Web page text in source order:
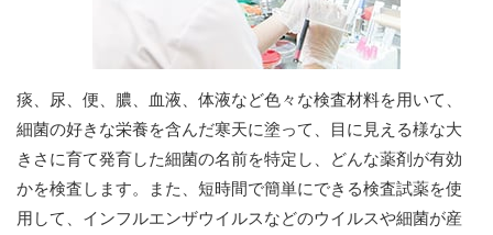
痰、尿、便、膿、血液、体液など色々な検査材料を用いて、
細菌の好きな栄養を含んだ寒天に塗って、目に見える様な大
きさに育て発育した細菌の名前を特定し、どんな薬剤が有効
かを検査します。また、短時間で簡単にできる検査試薬を使
用して、インフルエンザウイルスなどのウイルスや細菌が産